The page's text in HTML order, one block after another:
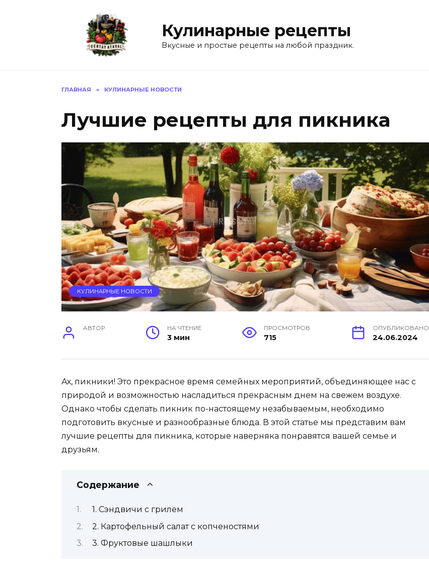
Кулинарные рецепты
Вкусные и простые рецепты на любой праздник.
ГЛАВНАЯ » КУЛИНАРНЫЕ НОВОСТИ
Лучшие рецепты для пикника
КУЛИНАРНЫЕ НОВОСТИ
АВТОР НА ЧТЕНИЕ
3 мин
ПРОСМОТРОВ
715
ОПУБЛИКОВАНО
24.06.2024
Ах, пикники! Это прекрасное время семейных мероприятий, объединяющее нас с
природой и возможностью насладиться прекрасным днем на свежем воздухе.
Однако чтобы сделать пикник по-настоящему незабываемым, необходимо
подготовить вкусные и разнообразные блюда. В этой статье мы представим вам
лучшие рецепты для пикника, которые наверняка понравятся вашей семье и
друзьям.
Содержание
1. Сэндвичи с грилем
2. Картофельный салат с копченостями
3. Фруктовые шашлыки